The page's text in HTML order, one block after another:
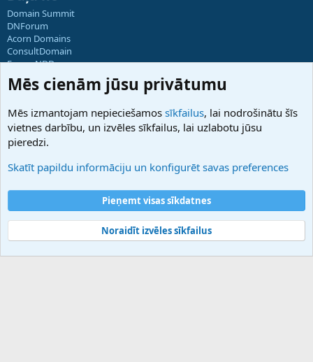
Domain Summit
DNForum
Acorn Domains
ConsultDomain
ForumNDD
Domainforum.ro
27.be
Hostmaria
Atbalsts
Palīdzība
Noteikumi un nosacījumi
Privātuma politika
Community platform by XenForo® © 2010-2025 XenForo Ltd.
Mēs cienām jūsu privātumu
Mēs izmantojam nepieciešamos sīkfailus, lai nodrošinātu šīs
vietnes darbību, un izvēles sīkfailus, lai uzlabotu jūsu
pieredzi.
Skatīt papildu informāciju un konfigurēt savas preferences
Pieņemt visas sīkdatnes
Noraidīt izvēles sīkfailus